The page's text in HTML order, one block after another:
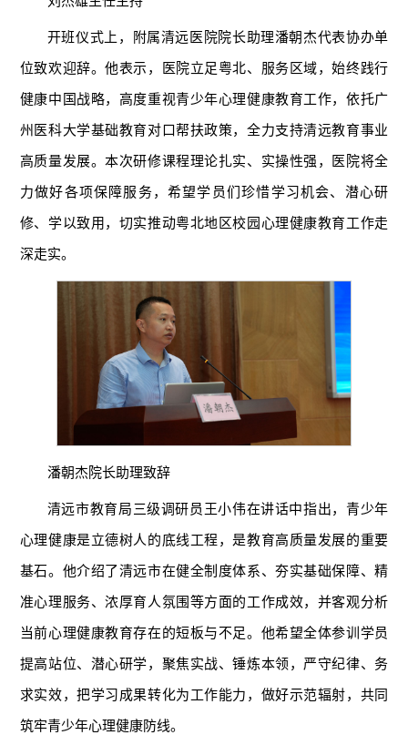
开班仪式上，附属清远医院院长助理潘朝杰代表协办单
位致欢迎辞。他表示，医院立足粤北、服务区域，始终践行
健康中国战略，高度重视青少年心理健康教育工作，依托广
州医科大学基础教育对口帮扶政策，全力支持清远教育事业
高质量发展。本次研修课程理论扎实、实操性强，医院将全
力做好各项保障服务，希望学员们珍惜学习机会、潜心研
修、学以致用，切实推动粤北地区校园心理健康教育工作走
深走实。
潘朝杰院长助理致辞
清远市教育局三级调研员王小伟在讲话中指出，青少年
心理健康是立德树人的底线工程，是教育高质量发展的重要
基石。他介绍了清远市在健全制度体系、夯实基础保障、精
准心理服务、浓厚育人氛围等方面的工作成效，并客观分析
当前心理健康教育存在的短板与不足。他希望全体参训学员
提高站位、潜心研学，聚焦实战、锤炼本领，严守纪律、务
求实效，把学习成果转化为工作能力，做好示范辐射，共同
筑牢青少年心理健康防线。